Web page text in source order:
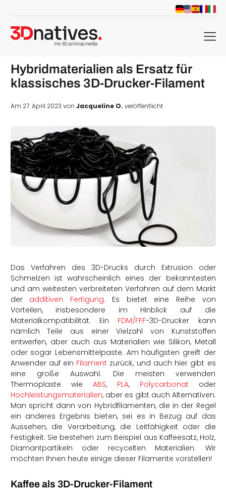
menu
Hybridmaterialien als Ersatz für
klassisches 3D-Drucker-Filament
Am 27. April 2023 von Jacqueline O. veröffentlicht
Das Verfahren des 3D-Drucks durch Extrusion oder
Schmelzen ist wahrscheinlich eines der bekanntesten
und am weitesten verbreiteten Verfahren auf dem Markt
der additiven Fertigung. Es bietet eine Reihe von
Vorteilen, insbesondere im Hinblick auf die
Materialkompatibilität. Ein FDM/FFF-3D-Drucker kann
nämlich Teile aus einer Vielzahl von Kunststoffen
entwerfen, aber auch aus Materialien wie Silikon, Metall
oder sogar Lebensmittelpaste. Am häufigsten greift der
Anwender auf ein Filament zurück, und auch hier gibt es
eine große Auswahl. Die meisten verwenden
Thermoplaste wie ABS, PLA, Polycarbonat oder
Hochleistungsmaterialien, aber es gibt auch Alternativen:
Man spricht dann von Hybridfilamenten, die in der Regel
ein anderes Ergebnis bieten, sei es in Bezug auf das
Aussehen, die Verarbeitung, die Leitfähigkeit oder die
Festigkeit. Sie bestehen zum Beispiel aus Kaffeesatz, Holz,
Diamantpartikeln oder recycelten Materialien. Wir
möchten Ihnen heute einige dieser Filamente vorstellen!
Kaffee als 3D-Drucker-Filament